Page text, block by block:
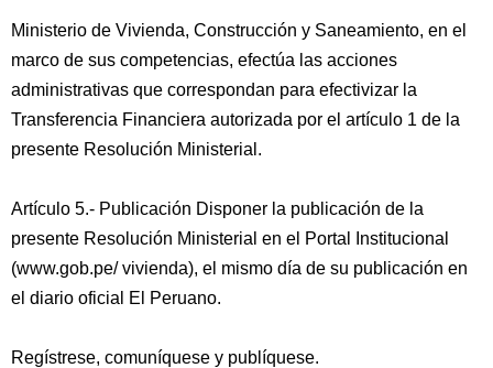
Ministerio de Vivienda, Construcción y Saneamiento, en el
marco de sus competencias, efectúa las acciones
administrativas que correspondan para efectivizar la
Transferencia Financiera autorizada por el artículo 1 de la
presente Resolución Ministerial.
Artículo 5.- Publicación Disponer la publicación de la
presente Resolución Ministerial en el Portal Institucional
(www.gob.pe/ vivienda), el mismo día de su publicación en
el diario oficial El Peruano.
Regístrese, comuníquese y publíquese.